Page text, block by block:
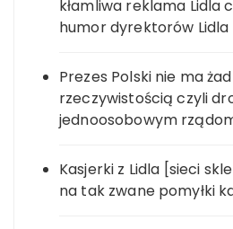
kłamliwa reklama Lidla
humor dyrektorów Lidla
Prezes Polski nie ma
rzeczywistością czyli
jednoosobowym
Kasjerki z Lidla [sieci
na tak zwane pomyłki